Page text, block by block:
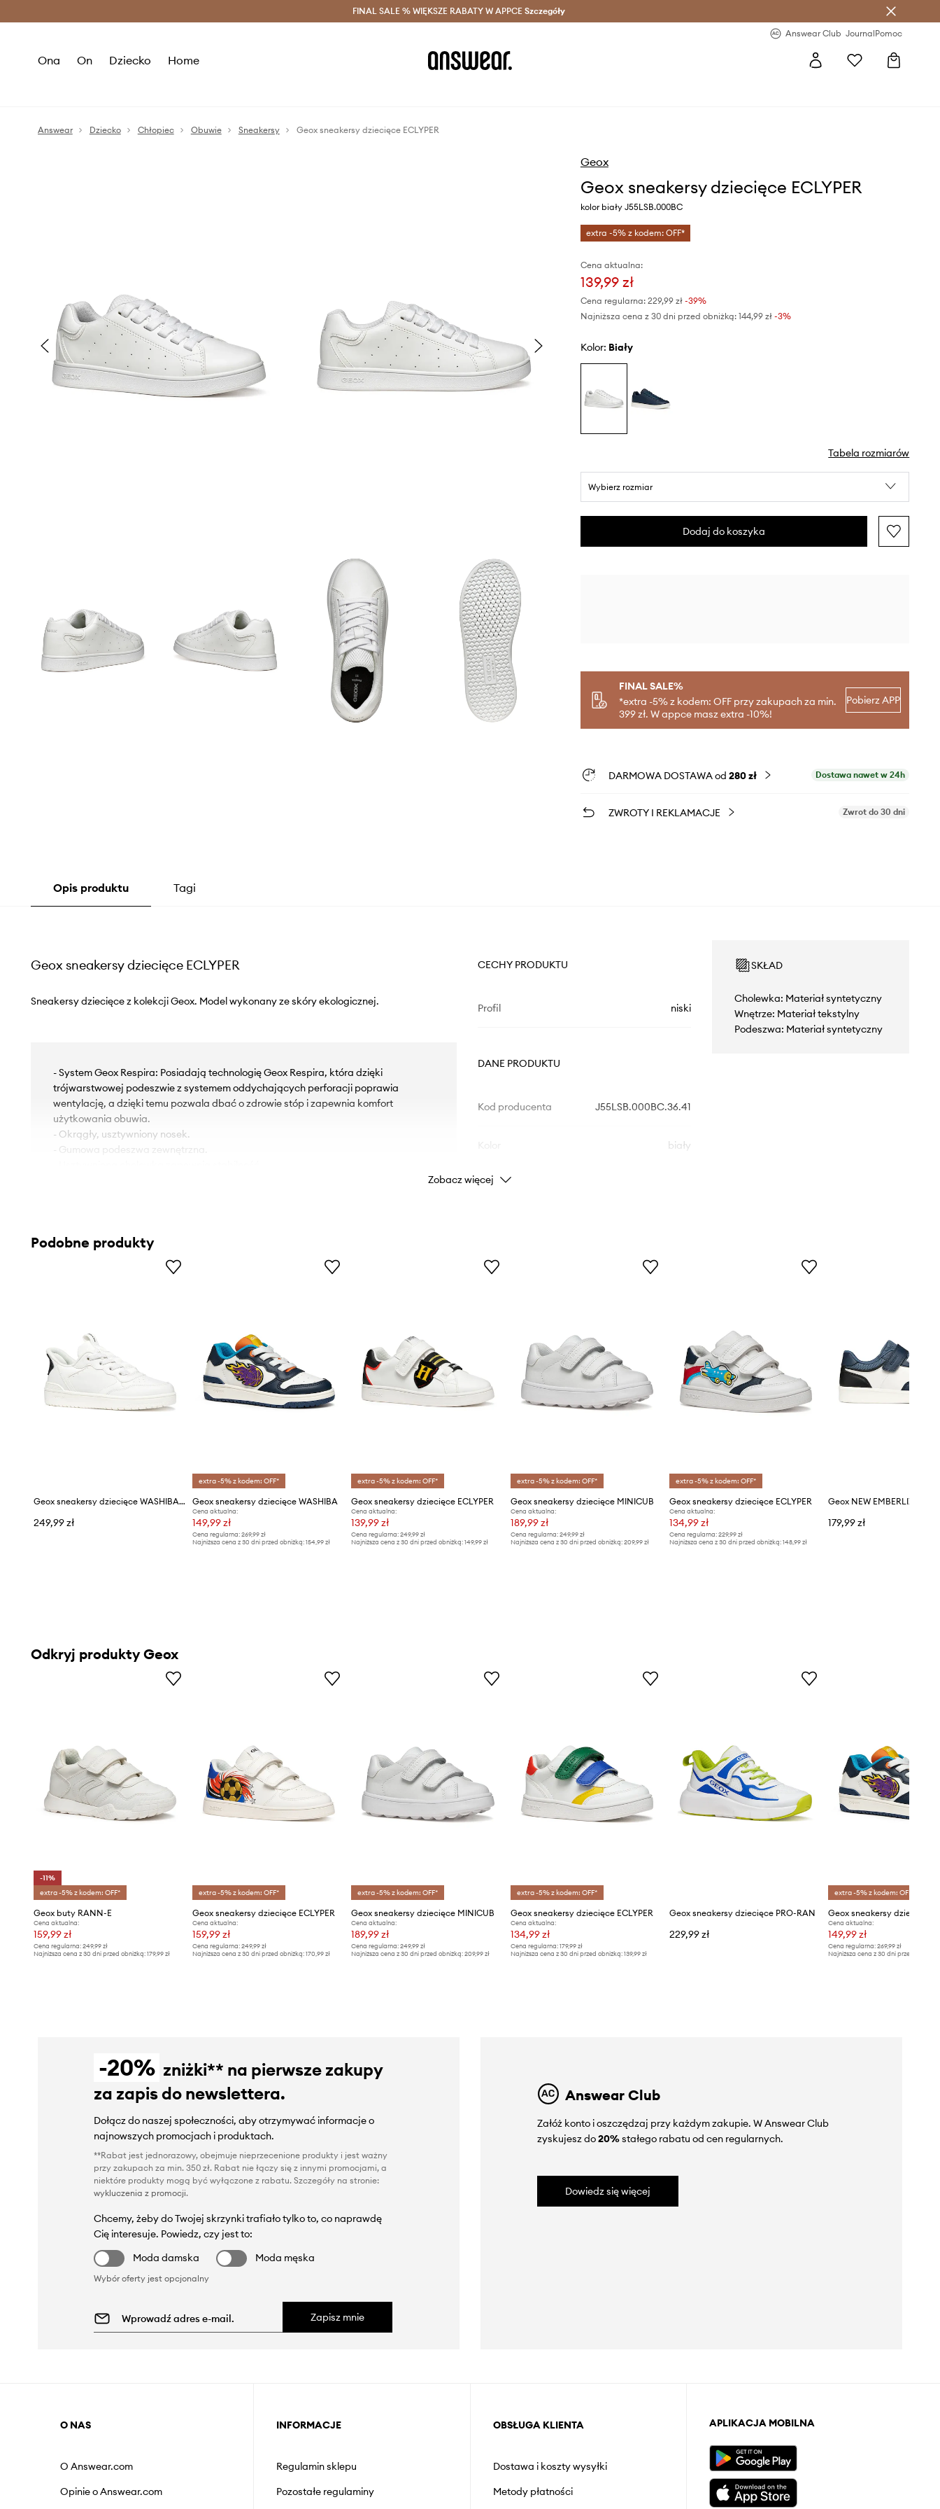
Oszczędzaj z Answear Club > Dostawa nawet w 24h >
FINAL SALE % WIĘKSZE RABATY W APPCE Szczegóły
Answear Club JournalPomoc
Ona On Dziecko Home
Answear Dziecko Chłopiec Obuwie Sneakersy Geox sneakersy dziecięce ECLYPER
Geox
Geox sneakersy dziecięce ECLYPER
kolor biały J55LSB.000BC
extra -5% z kodem: OFF*
Cena aktualna:
139,99 zł
Cena regularna: 229,99 zł-39%
Najniższa cena z 30 dni przed obniżką: 144,99 zł -3%
Kolor: biały
Tabela rozmiarów
Wybierz rozmiar
Dodaj do koszyka
FINAL SALE%
*extra -5% z kodem: OFF przy zakupach za min.
399 zł. W appce masz extra -10%!
Pobierz APP
DARMOWA DOSTAWA od 280 zł Dostawa nawet w 24h
ZWROTY I REKLAMACJE Zwrot do 30 dni
Opis produktu Tagi
Geox sneakersy dziecięce ECLYPER
Sneakersy dziecięce z kolekcji Geox. Model wykonany ze skóry ekologicznej.
- System Geox Respira: Posiadają technologię Geox Respira, która dzięki
trójwarstwowej podeszwie z systemem oddychających perforacji poprawia
wentylację, a dzięki temu pozwala dbać o zdrowie stóp i zapewnia komfort
użytkowania obuwia.
- Okrągły, usztywniony nosek.
- Gumowa podeszwa zewnętrzna.
CECHY PRODUKTU
Profil niski
DANE PRODUKTU
Kod producenta J55LSB.000BC.36.41
biały
Marka
ID Produktu
SKŁAD
Cholewka: Materiał syntetyczny
Wnętrze: Materiał tekstylny
Podeszwa: Materiał syntetyczny
Zobacz więcej
Podobne produkty
Geox sneakersy dziecięce WASHIBA FAST IN
249,99 zł
extra -5% z kodem: OFF*
Geox sneakersy dziecięce WASHIBA
Cena aktualna:
149,99 zł
Cena regularna:269,99 zł
Najniższa cena z 30 dni przed obniżką:154,99 zł
extra -5% z kodem: OFF*
Geox sneakersy dziecięce ECLYPER
Cena aktualna:
139,99 zł
Cena regularna: 249,99 zł
Najniższa cena z 30 dni przed obniżką: 149,99 zł
extra -5% z kodem: OFF*
Geox sneakersy dziecięce MINICUB
Cena aktualna:
189,99 zł
Cena regularna: 249,99 zł
Najniższa cena z 30 dni przed obniżką: 209,99 zł
extra -5% z kodem: OFF*
Geox sneakersy dziecięce ECLYPER
Cena aktualna:
134,99 zł
Cena regularna:229,99 zł
Najniższa cena z 30 dni przed obniżką:148,99 zł
179,99 zł
Odkryj produkty Geox
-11%
extra -5% z kodem: OFF*
Geox buty RANN-E
Cena aktualna:
159,99 zł
Cena regularna: 249,99 zł
Najniższa cena z 30 dni przed obniżką: 179,99 zł
extra -5% z kodem: OFF*
Geox sneakersy dziecięce ECLYPER
Cena aktualna:
159,99 zł
Cena regularna:249,99 zł
Najniższa cena z 30 dni przed obniżką:170,99 zł
extra -5% z kodem: OFF*
Geox sneakersy dziecięce MINICUB
Cena aktualna:
189,99 zł
Cena regularna: 249,99 zł
Najniższa cena z 30 dni przed obniżką: 209,99 zł
extra -5% z kodem: OFF*
Geox sneakersy dziecięce ECLYPER
Cena aktualna:
134,99 zł
Cena regularna: 179,99 zł
Najniższa cena z 30 dni przed obniżką: 139,99 zł
Geox sneakersy dziecięce PRO-RAN
229,99 zł
extra -5% z kodem: OFF*
Geox sneakersy dziecięce
Cena aktualna:
149,99 zł
Cena regularna: 269,99 zł
Najniższa cena z 30 dni przed obniżką:
-20% zniżki** na pierwsze zakupy
za zapis do newslettera.
Dołącz do naszej społeczności, aby otrzymywać informacje o
najnowszych promocjach i produktach.
**Rabat jest jednorazowy, obejmuje nieprzecenione produkty i jest ważny
przy zakupach za min. 350 zł. Rabat nie łączy się z innymi promocjami, a
niektóre produkty mogą być wyłączone z rabatu. Szczegóły na stronie:
wykluczenia z promocji.
Chcemy, żeby do Twojej skrzynki trafiało tylko to, co naprawdę
Cię interesuje. Powiedz, czy jest to:
Moda damska
Moda męska
Wybór oferty jest opcjonalny
Zapisz mnie
Answear Club
Załóż konto i oszczędzaj przy każdym zakupie. W Answear Club
zyskujesz do20%stałego rabatu od cen regularnych.
Dowiedz się więcej
O NAS
O Answear.com
Opinie o Answear.com
INFORMACJE
Regulamin sklepu
Pozostałe regulaminy
OBSŁUGA KLIENTA
Dostawa i koszty wysyłki
Metody płatności
APLIKACJA MOBILNA